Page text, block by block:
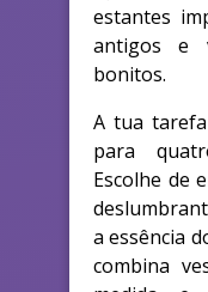
estantes
antigos e
bonitos.
A tua
para
Escolhe de
a essência
combina